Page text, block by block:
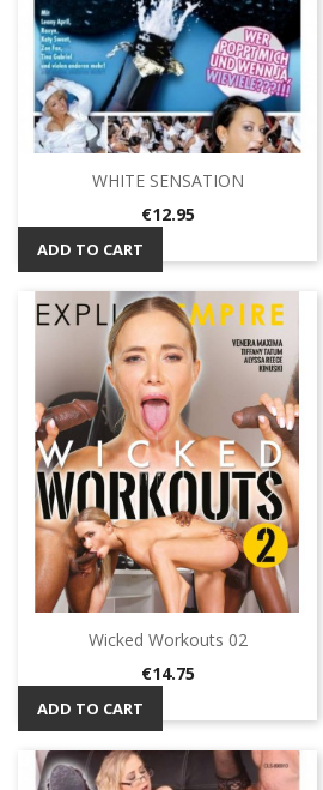
WHITE SENSATION
Price
€12.95
ADD TO CART
Wicked Workouts 02
Price
€14.75
ADD TO CART